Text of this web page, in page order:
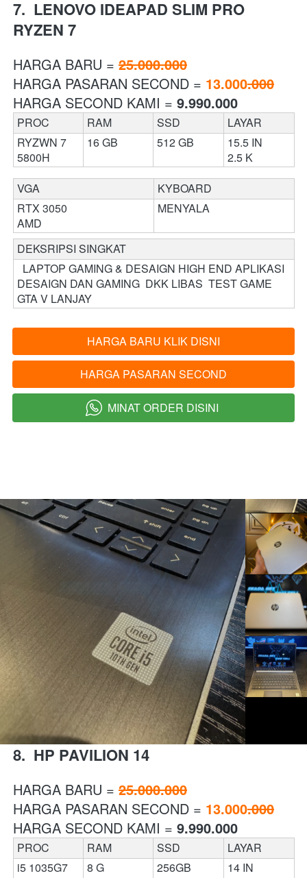
7.  LENOVO IDEAPAD SLIM PRO
RYZEN 7
HARGA BARU = 25.000.000
HARGA PASARAN SECOND = 13.000.000
HARGA SECOND KAMI = 9.990.000
PROC RAM SSD
LAYAR
RYZWN 7
5800H
16 GB 512 GB
15.5 IN
2.5 K
VGA
KYBOARD
RTX 3050
AMD
MENYALA
DEKSRIPSI SINGKAT
DESAIGN DAN GAMING  DKK LIBAS  TEST GAME
GTA V LANJAY
`HARGA BARU KLIK DISNI
`HARGA PASARAN SECOND
` MINAT ORDER DISINI
8.  HP PAVILION 14
HARGA BARU = 25.000.000
HARGA PASARAN SECOND = 13.000.000
HARGA SECOND KAMI = 9.990.000
PROC RAM SSD
LAYAR
i5 1035G7
8 G 256GB 14 IN